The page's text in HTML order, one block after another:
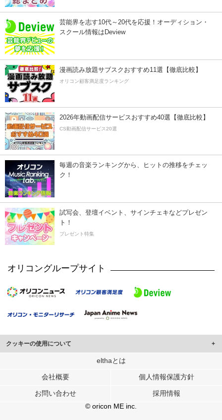
芸能界を志す10代～20代を応援！オーディション・
スクール情報はDeview
漫画読み放題サブスクおすすめ11選【徹底比較】
オリコン顧客満足度ランキング
2026年動画配信サービスおすすめ40選【徹底比較】
CS動画配信サービス20選
毎週の音楽ランキングから、ヒットの推移をチェッ
ク！
試写会、登壇イベント、サインチェキなどプレゼン
ト！
プレゼント特集
オリコングループサイト
クッキーの使用について
このサイトでは Cookie を使用して、ユーザーに合わせたコンテンツや広告の
行っています。
メディアや広告配信、データ解析の各パートナーに提供しています。
各パートナーは、この情報とユーザーが各パートナーに提供した他の情報や、
ユーザーが各パートナーのサービスを使用したときに収集した他の情報を組み
elthaとは
会社概要 個人情報保護方針
お問い合わせ
採用情報
© oricon ME inc.